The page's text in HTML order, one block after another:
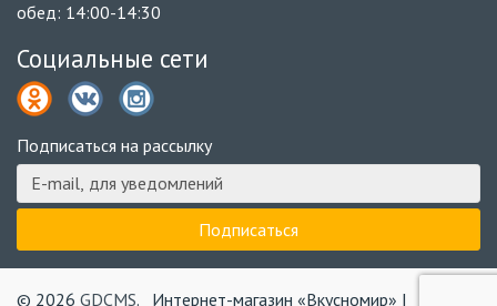
обед: 14:00-14:30
Социальные сети
Подписаться на рассылку
© 2026 GDCMS. Интернет-магазин «Вкусномир» |